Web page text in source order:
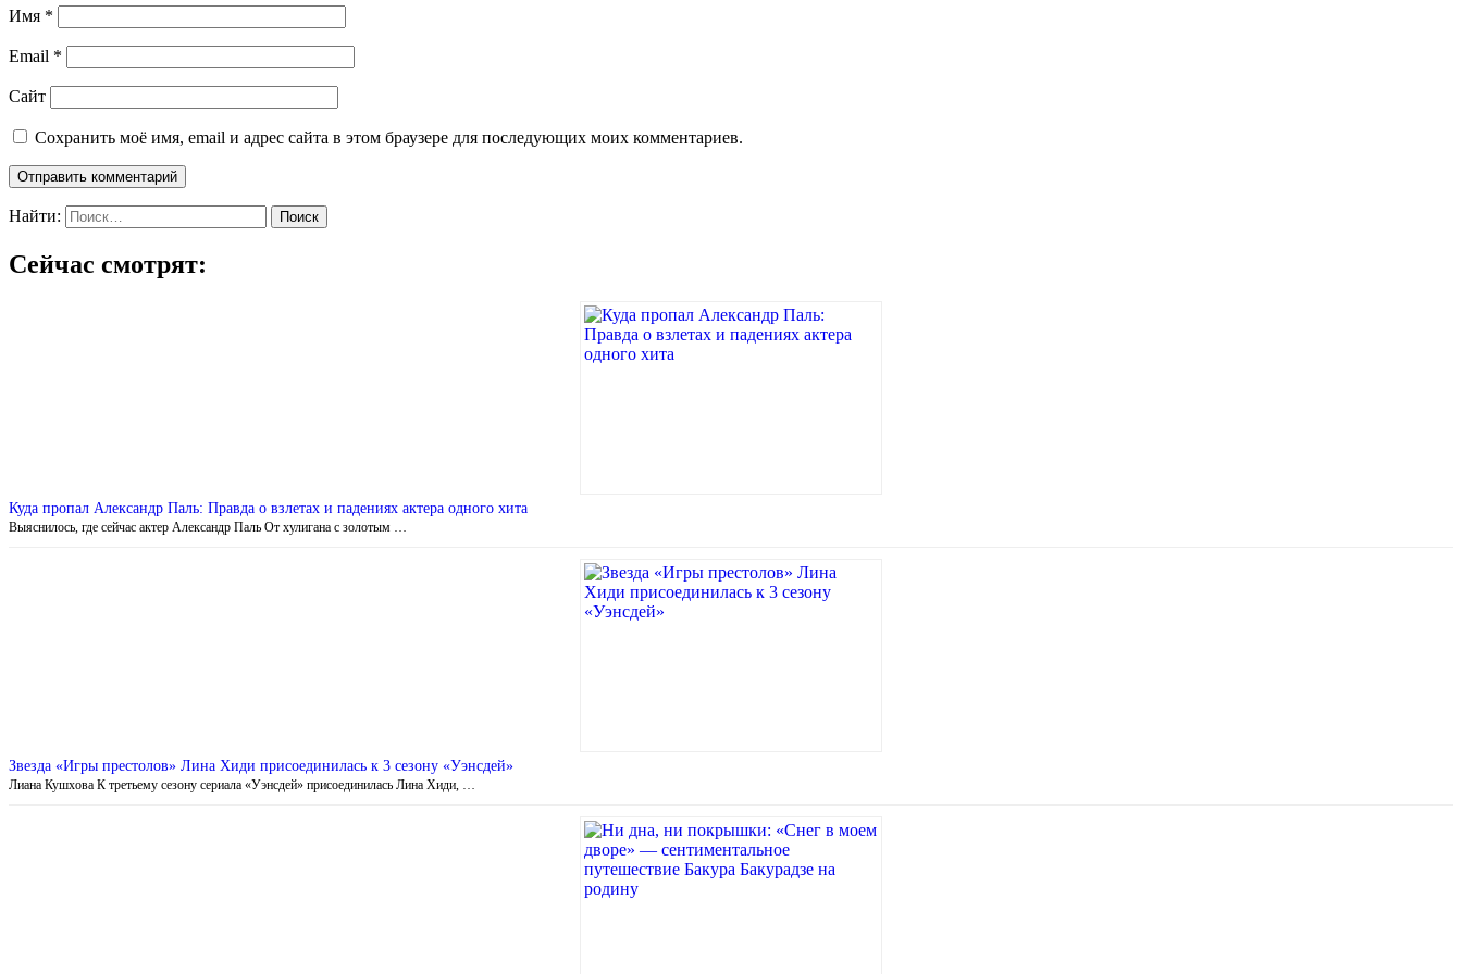
Имя *
Email *
Сайт
Сохранить моё имя, email и адрес сайта в этом браузере для последующих моих комментариев.
Найти:
Сейчас смотрят:
Куда пропал Александр Паль: Правда о взлетах и падениях актера одного хита
Выяснилось, где сейчас актер Александр Паль От хулигана с золотым …
Звезда «Игры престолов» Лина Хиди присоединилась к 3 сезону «Уэнсдей»
Лиана Кушхова К третьему сезону сериала «Уэнсдей» присоединилась Лина Хиди, …